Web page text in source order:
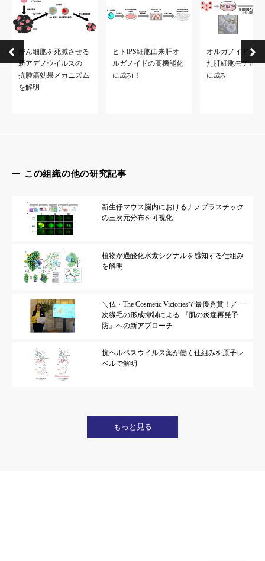
がん細胞を死滅させる
新アデノウイルスの
抗腫瘍効果メカニズム
を解明
ヒトiPS細胞由来肝オ
ルガノイドの高機能化
に成功！
オルガノイドを応
た肝細胞モデルの
に成功
この組織の他の研究記事
新生仔マウス脳内におけるナノプラスチック
の三次元分布を可視化
植物が過酸化水素シグナルを感知する仕組み
を解明
＼仏・The Cosmetic Victoriesで最優秀賞！／ 一
次繊毛の形成抑制による 『肌の炎症再発予
防』への新アプローチ
抗ヘルペスウイルス薬が働く仕組みを原子レ
ベルで解明
もっと見る